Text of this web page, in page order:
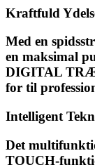
Kraftfuld
Med en
en maksimal
DIGITAL
for til
Intelligent
Det
TOUCH-